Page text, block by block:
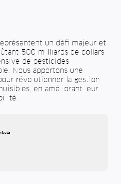
un défi majeur et
500 milliards de dollars
de pesticides
Nous apportons une
révolutionner la gestion
en améliorant leur
Spotta